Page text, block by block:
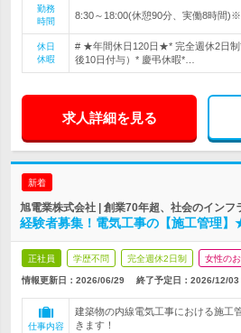
勤務
時間
8:30～18:00(休憩90分、実働8時間
休日
休暇
# ★年間休日120日★* 完全週休2日制
後10日付与）* 慶弔休暇*…
求人詳細を見る
新着
旭電業株式会社 | 創業70年超、社会のインフ
経験者募集！電気工事の【施工管理
正社員 学歴不問 完全週休2日制 女性の
情報更新日：2026/06/29 終了予定日： 2026/12/03
仕事内容
建築物の内線電気工事における施工
きます！